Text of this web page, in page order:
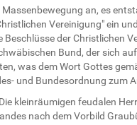
an, es
Vereinigung" ein
der Christlichen
Bund, der sich
was dem Wort Gottes
und Bundesordnung zum
kleinräumigen feudalen
nach dem Vorbild